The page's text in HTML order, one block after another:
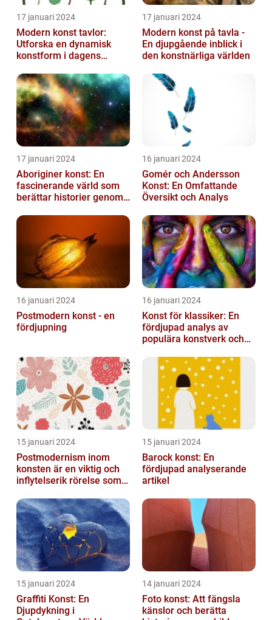
17 januari 2024
Modern konst tavlor:
Utforska en dynamisk
konstform i dagens
17 januari 2024
Modern konst på tavla -
En djupgående inblick i
den konstnärliga världen
17 januari 2024
Aboriginer konst: En
fascinerande värld som
berättar historier genom
16 januari 2024
Gomér och Andersson
Konst: En Omfattande
Översikt och Analys
16 januari 2024
Postmodern konst - en
fördjupning
16 januari 2024
Konst för klassiker: En
fördjupad analys av
populära konstverk och
15 januari 2024
Postmodernism inom
konsten är en viktig och
inflytelserik rörelse som
normer o...
15 januari 2024
Barock konst: En
fördjupad analyserande
artikel
15 januari 2024
Graffiti Konst: En
Djupdykning i
14 januari 2024
Foto konst: Att fängsla
känslor och berätta